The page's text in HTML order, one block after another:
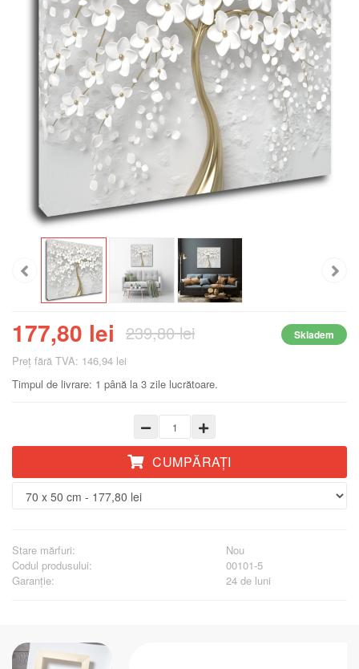
177,80 lei 239,80 lei Skladem
Preţ fără TVA: 146,94 lei
Timpul de livrare: 1 până la 3 zile lucrătoare.
CUMPĂRAŢI
Stare mărfuri:
Nou
Codul produsului:
00101-5
Garanţie:
24 de luni